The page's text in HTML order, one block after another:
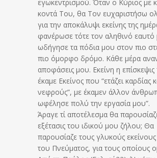
εγωκεντρισμού. Όταν ο Κύριος με
κοντά Του, θα Τον ευχαριστήσω
για την αποκάλυψι εκείνης της
φανέρωσε τότε τον αληθινό εαυτό
ωδήγησε τα πόδια μου στον πιο
πιο όμορφο δρόμο. Κάθε μέρα
αποφάσεις μου. Εκείνη η
έκαμε Εκείνος που “ετάζει καρδίας
νεφρούς”, με έκαμεν άλλον
ωφέλησε πολύ την εργασία μου”.
Άραγε τί αποτέλεσμα θα
εξέτασις του ιδικού μου ζήλου; Θα
παρουσίαζε τους γλυκούς
του Πνεύματος, για τους οποίους